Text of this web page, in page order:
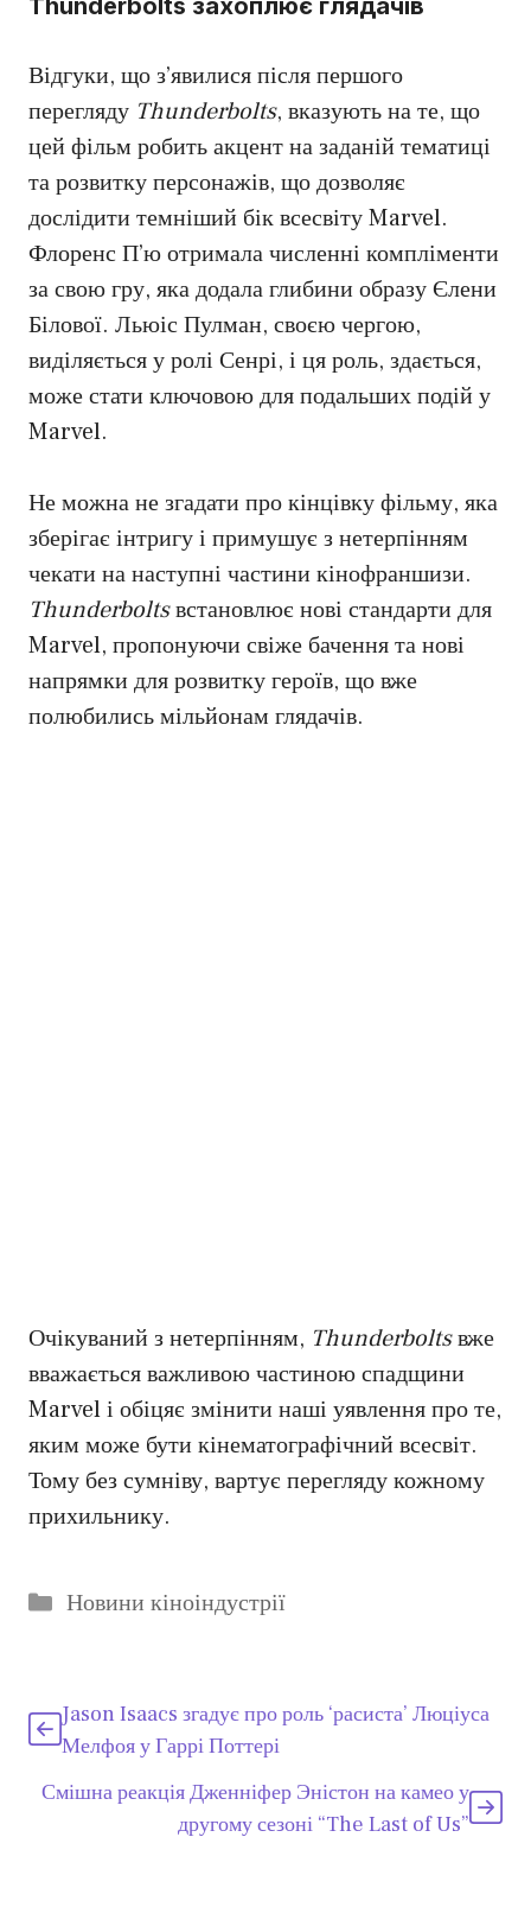
Thunderbolts захоплює глядачів
Відгуки, що з’явилися після першого
перегляду Thunderbolts, вказують на те, що
цей фільм робить акцент на заданій тематиці
та розвитку персонажів, що дозволяє
дослідити темніший бік всесвіту Marvel.
Флоренс П’ю отримала численні компліменти
за свою гру, яка додала глибини образу Єлени
Білової. Льюіс Пулман, своєю чергою,
виділяється у ролі Сенрі, і ця роль, здається,
може стати ключовою для подальших подій у
Marvel.
Не можна не згадати про кінцівку фільму, яка
зберігає інтригу і примушує з нетерпінням
чекати на наступні частини кінофраншизи.
Thunderboltsвстановлює нові стандарти для
Marvel, пропонуючи свіже бачення та нові
напрямки для розвитку героїв, що вже
полюбились мільйонам глядачів.
Очікуваний з нетерпінням, Thunderboltsвже
вважається важливою частиною спадщини
Marvel і обіцяє змінити наші уявлення про те,
яким може бути кінематографічний всесвіт.
Тому без сумніву, вартує перегляду кожному
прихильнику.
Категорії
Новини кіноіндустрії
Jason Isaacs згадує про роль ‘расиста’ Люціуса
Мелфоя у Гаррі Поттері
Смішна реакція Дженніфер Эністон на камео у
другому сезоні “The Last of Us”